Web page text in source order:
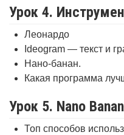
Урок 4.
Леонардо
Ideogram — текст и
Нано-банан.
Какая программа
Урок 5. Nano
Топ способов